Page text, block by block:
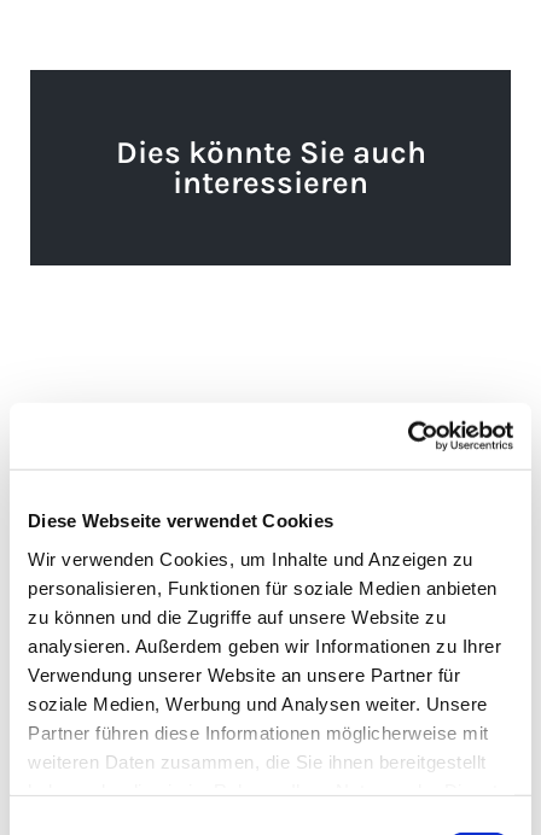
Diese Webseite verwendet Cookies
Wir verwenden Cookies, um Inhalte und Anzeigen zu
personalisieren, Funktionen für soziale Medien anbieten
zu können und die Zugriffe auf unsere Website zu
analysieren. Außerdem geben wir Informationen zu Ihrer
Verwendung unserer Website an unsere Partner für
soziale Medien, Werbung und Analysen weiter. Unsere
Partner führen diese Informationen möglicherweise mit
weiteren Daten zusammen, die Sie ihnen bereitgestellt
Dies könnte Sie auch
interessieren